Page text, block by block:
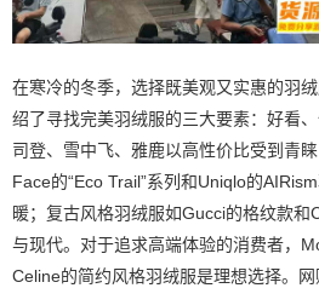
在寒冷的冬季，选择既美观又实惠的羽
绍了寻找完美羽绒服的三大要素：好看
司登、雪中飞、雅鹿以高性价比受到青
Face的“Eco Trail”系列和Uniqlo的
暖；复古风格羽绒服如Gucci的格纹款
与现代。对于追求高端体验的消费者，
Celine的简约风格羽绒服是理想选择。